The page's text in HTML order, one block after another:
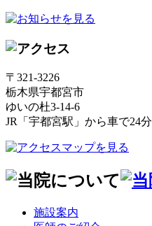
〒321-3226
栃木県宇都宮市
ゆいの杜3-14-6
JR「宇都宮駅」から車で24分
施設案内